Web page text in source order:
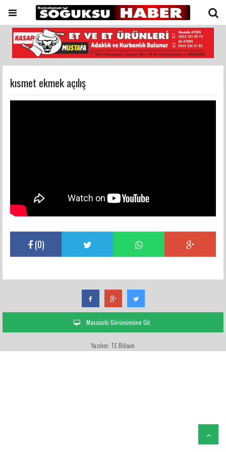
kısmet ekmek açılış
(0)
Masaüstü Görünümüne Git
Yazılım: TE Bilişim